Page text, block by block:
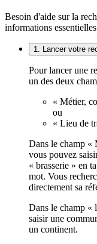
Besoin d'aide sur la
informations
1. Lancer votre
Pour lancer une
un des deux
« Métier,
ou
« Lieu de
Dans le champ «
vous pouvez
« brasserie » en
mot. Vous
directement sa
Dans le champ «
saisir une
un continent.